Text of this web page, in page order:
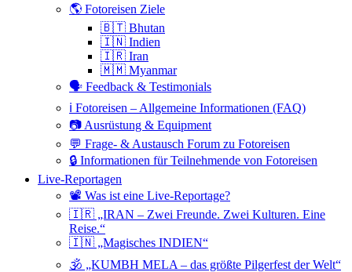
🌎 Fotoreisen Ziele
🇧🇹 Bhutan
🇮🇳 Indien
🇮🇷 Iran
🇲🇲 Myanmar
🗣 Feedback & Testimonials
ℹ️ Fotoreisen – Allgemeine Informationen (FAQ)
📷 Ausrüstung & Equipment
💬 Frage- & Austausch Forum zu Fotoreisen
🔒 Informationen für Teilnehmende von Fotoreisen
Live-Reportagen
📽 Was ist eine Live-Reportage?
🇮🇷 „IRAN – Zwei Freunde. Zwei Kulturen. Eine
Reise.“
🇮🇳 „Magisches INDIEN“
🕉 „KUMBH MELA – das größte Pilgerfest der Welt“